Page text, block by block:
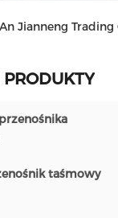
Jianneng
taśmowy